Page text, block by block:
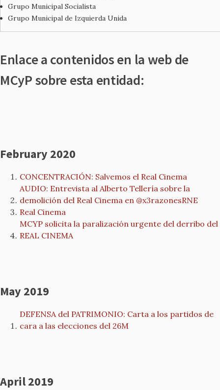
Grupo Municipal Socialista
Grupo Municipal de Izquierda Unida
Enlace a contenidos en la web de
MCyP sobre esta entidad:
February 2020
CONCENTRACIÓN: Salvemos el Real Cinema
AUDIO: Entrevista al Alberto Tellería sobre la
demolición del Real Cinema en @x3razonesRNE
Real Cinema
MCYP solicita la paralización urgente del derribo del
REAL CINEMA
May 2019
DEFENSA del PATRIMONIO: Carta a los partidos de
cara a las elecciones del 26M
April 2019